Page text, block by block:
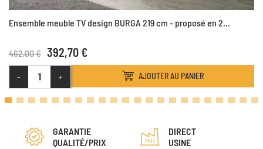
Ensemble meuble TV design BURGA 219 cm - proposé en 2...
462,00 € 392,70 €
- + AJOUTER AU PANIER
GARANTIE
QUALITÉ/PRIX
DIRECT
USINE